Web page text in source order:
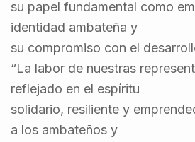
su papel fundamental como
identidad ambateña y
su compromiso con el
“La labor de nuestras
reflejado en el espíritu
solidario, resiliente y
a los ambateños y